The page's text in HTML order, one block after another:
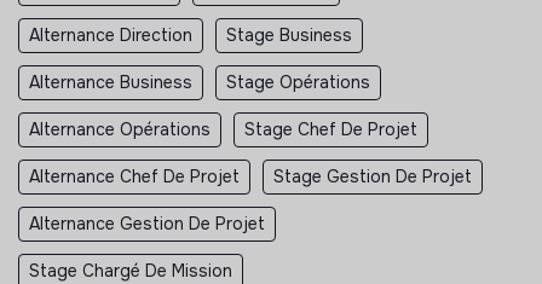
Alternance Direction Stage Business
Alternance Business Stage Opérations
Alternance Opérations Stage Chef De Projet
Alternance Chef De Projet Stage Gestion De Projet
Alternance Gestion De Projet
Stage Chargé De Mission